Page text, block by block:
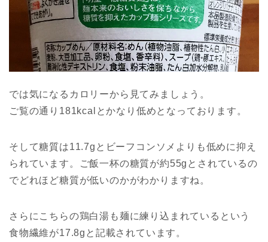
では気になるカロリーから見てみましょう。
ご覧の通り181kcalとかなり低めとなっております。
そして糖質は11.7gとビーフコンソメよりも低めに抑え
られています。ご飯一杯の糖質が約55gとされているの
でどれほど糖質が低いのかがわかりますね。
さらにこちらの鶏白湯も麺に練り込まれているという
食物繊維が17.8gと記載されています。